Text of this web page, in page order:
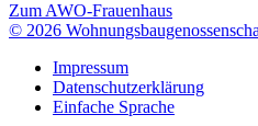
Zum AWO-Frauenhaus
© 2026
Impressum
Datenschutzerklärung
Einfache Sprache